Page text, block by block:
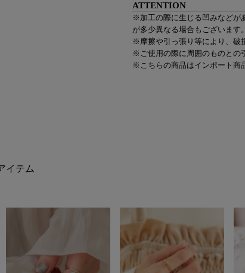
ATTENTION
※加工の際に生じる凹みなどが
が多少異なる場合もございます。
※摩擦や引っ張り等により、破
※ご使用の際に周囲のものとの
※こちらの商品はインポート商
イテム